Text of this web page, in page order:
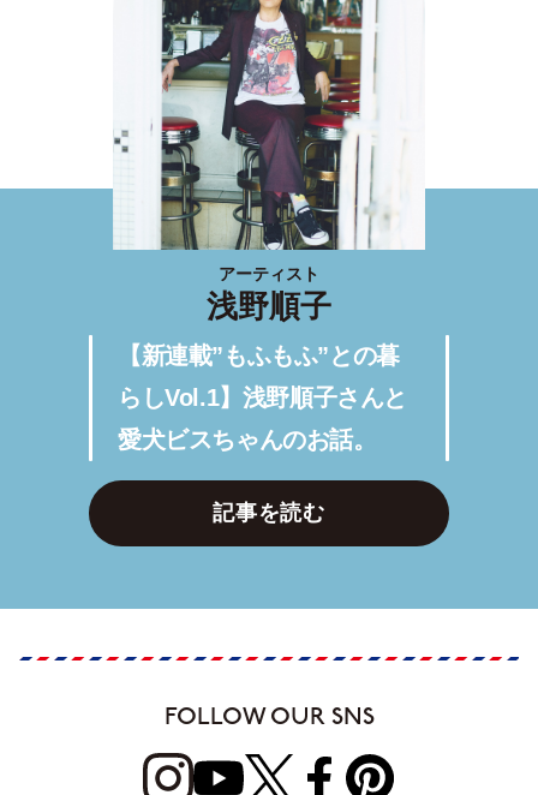
アーティスト
浅野順子
【新連載”もふもふ”との暮
らしVol.1】浅野順子さんと
愛犬ビスちゃんのお話。
記事を読む
FOLLOW OUR SNS